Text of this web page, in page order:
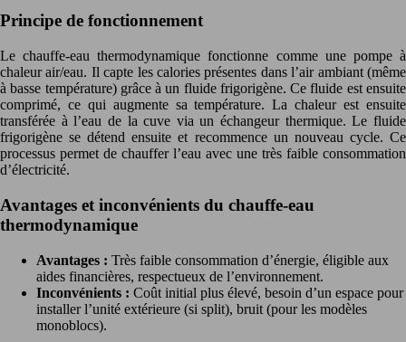
Principe de fonctionnement
Le chauffe-eau thermodynamique fonctionne comme une pompe à
chaleur air/eau. Il capte les calories présentes dans l’air ambiant (même
à basse température) grâce à un fluide frigorigène. Ce fluide est ensuite
comprimé, ce qui augmente sa température. La chaleur est ensuite
transférée à l’eau de la cuve via un échangeur thermique. Le fluide
frigorigène se détend ensuite et recommence un nouveau cycle. Ce
processus permet de chauffer l’eau avec une très faible consommation
d’électricité.
Avantages et inconvénients du chauffe-eau
thermodynamique
Avantages : Très faible consommation d’énergie, éligible aux
aides financières, respectueux de l’environnement.
Inconvénients : Coût initial plus élevé, besoin d’un espace pour
installer l’unité extérieure (si split), bruit (pour les modèles
monoblocs).